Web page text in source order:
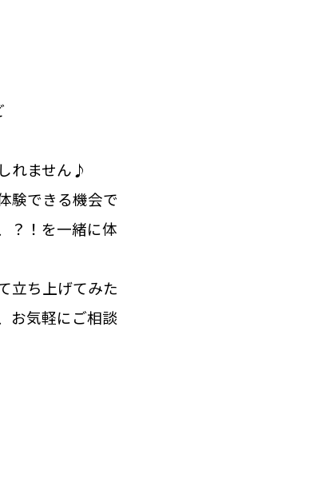
れません♪
験できる機会で
？！を一緒に体
立ち上げてみた
お気軽にご相談